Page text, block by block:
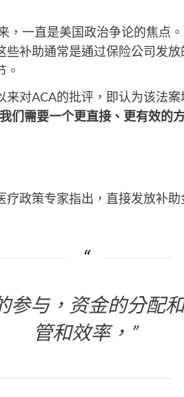
，一直是美国政治争论的焦点
补助通常是通过保险公司发
。
对ACA的批评，即认为该法
们需要一个更直接、更有效的
政策专家指出，直接发放补
参与，资金的分配
管和效率，”